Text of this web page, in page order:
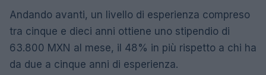
Andando avanti, un livello di esperienza compreso
tra cinque e dieci anni ottiene uno stipendio di
63.800 MXN al mese, il 48% in più rispetto a chi ha
da due a cinque anni di esperienza.